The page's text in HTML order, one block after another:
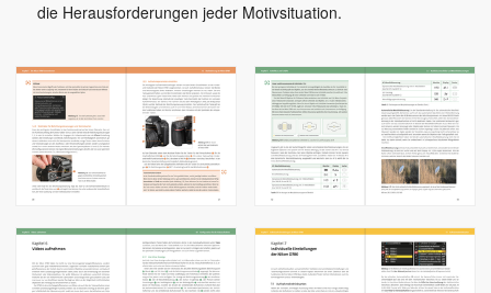
die Herausforderungen jeder Motivsituation.